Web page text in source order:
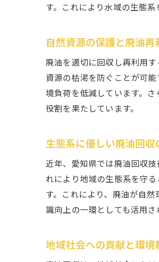
す。これにより水域の生態
自然資源の保護と廃油
廃油を適切に回収し再利用
資源の枯渇を防ぐことが可
境負荷を低減しています。
役割を果たしています。
生態系に優しい廃油回収
近年、愛知県では廃油回収
れにより地域の生態系を守
す。これにより、廃油が自
識向上の一環としても活用
地域社会への貢献と環境